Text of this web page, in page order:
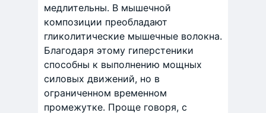
медлительны. В мышечной
композиции преобладают
гликолитические мышечные волокна.
Благодаря этому гиперстеники
способны к выполнению мощных
силовых движений, но в
ограниченном временном
промежутке. Проще говоря, с